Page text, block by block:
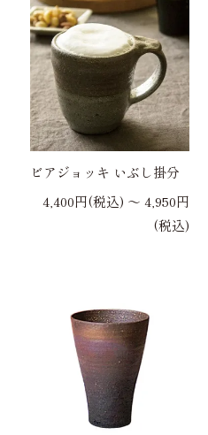
ビアジョッキ いぶし掛分
4,400円(税込) 〜 4,950円
(税込)